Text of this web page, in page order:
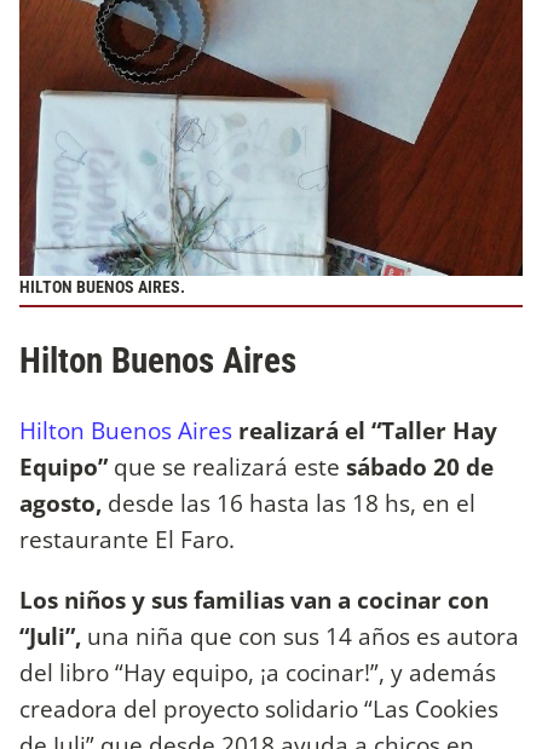
HILTON BUENOS AIRES.
Hilton Buenos Aires
Hilton Buenos Aires realizará el “Taller Hay
Equipo”que se realizará este sábado 20 de
agosto, desde las 16 hasta las 18 hs, en el
restaurante El Faro.
Los niños y sus familias van a cocinar con
“Juli”, una niña que con sus 14 años es autora
del libro “Hay equipo, ¡a cocinar!”, y además
creadora del proyecto solidario “Las Cookies